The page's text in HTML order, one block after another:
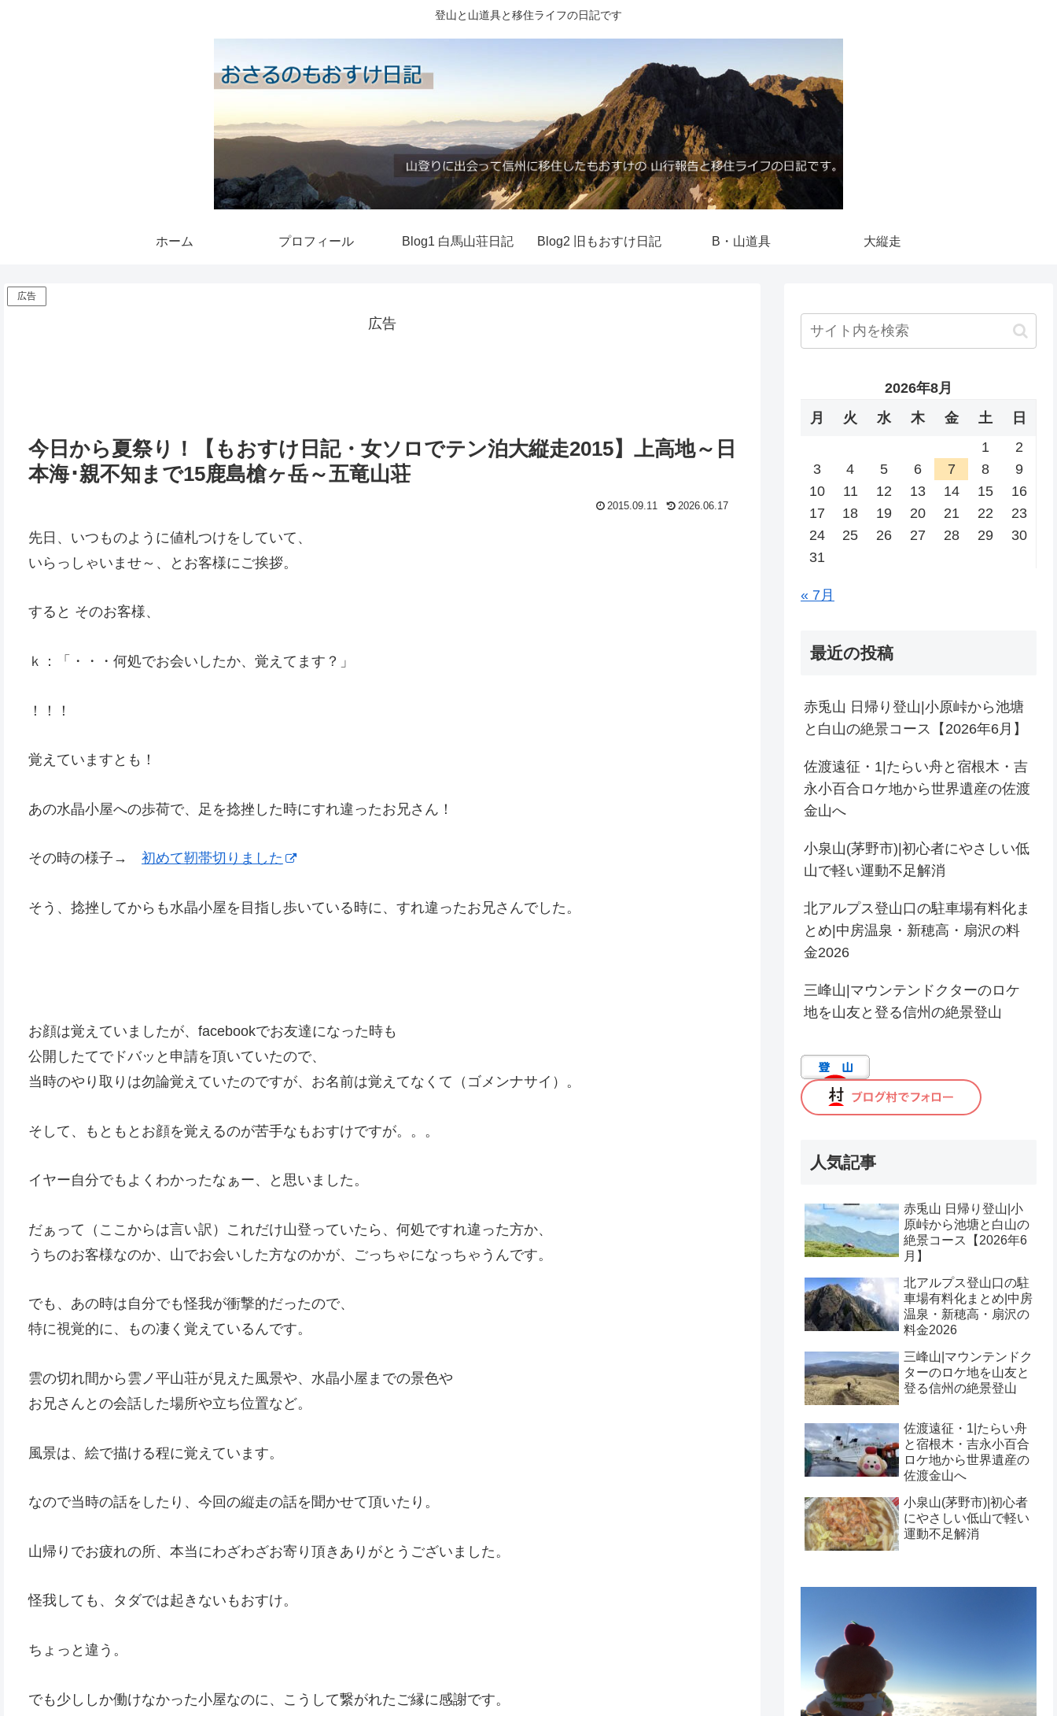
登山と山道具と移住ライフの日記です
ホーム プロフィール Blog1 白馬山荘日記 Blog2 旧もおすけ日記 B・山道具 大縦走
広告
広告
今日から夏祭り！【もおすけ日記・女ソロでテン泊大縦走2015】上高地～日
本海･親不知まで15鹿島槍ヶ岳～五竜山荘
2015.09.11 2026.06.17
先日、いつものように値札つけをしていて、
いらっしゃいませ～、とお客様にご挨拶。
すると そのお客様、
ｋ：「・・・何処でお会いしたか、覚えてます？」
！！！
覚えていますとも！
あの水晶小屋への歩荷で、足を捻挫した時にすれ違ったお兄さん！
その時の様子→ 初めて靭帯切りました
そう、捻挫してからも水晶小屋を目指し歩いている時に、すれ違ったお兄さんでした。
お顔は覚えていましたが、facebookでお友達になった時も
公開したてでドバッと申請を頂いていたので、
当時のやり取りは勿論覚えていたのですが、お名前は覚えてなくて（ゴメンナサイ）。
そして、もともとお顔を覚えるのが苦手なもおすけですが。。。
イヤー自分でもよくわかったなぁー、と思いました。
だぁって（ここからは言い訳）これだけ山登っていたら、何処ですれ違った方か、
うちのお客様なのか、山でお会いした方なのかが、ごっちゃになっちゃうんです。
でも、あの時は自分でも怪我が衝撃的だったので、
特に視覚的に、もの凄く覚えているんです。
雲の切れ間から雲ノ平山荘が見えた風景や、水晶小屋までの景色や
お兄さんとの会話した場所や立ち位置など。
風景は、絵で描ける程に覚えています。
なので当時の話をしたり、今回の縦走の話を聞かせて頂いたり。
山帰りでお疲れの所、本当にわざわざお寄り頂きありがとうございました。
怪我しても、タダでは起きないもおすけ。
ちょっと違う。
でも少ししか働けなかった小屋なのに、こうして繋がれたご縁に感謝です。
2026年8月
月
火 水 木 金 土
日
1
2
3
4 5 6 7 8
9
10
11 12 13 14 15
16
17
18 19 20 21 22
23
24
25 26 27 28 29
30
31
« 7月
最近の投稿
赤兎山 日帰り登山|小原峠から池塘
と白山の絶景コース【2026年6月】
佐渡遠征・1|たらい舟と宿根木・吉
永小百合ロケ地から世界遺産の佐渡
金山へ
小泉山(茅野市)|初心者にやさしい低
山で軽い運動不足解消
北アルプス登山口の駐車場有料化ま
とめ|中房温泉・新穂高・扇沢の料
金2026
三峰山|マウンテンドクターのロケ
地を山友と登る信州の絶景登山
人気記事
赤兎山 日帰り登山|小
原峠から池塘と白山の
絶景コース【2026年6
月】
北アルプス登山口の駐
車場有料化まとめ|中房
温泉・新穂高・扇沢の
料金2026
三峰山|マウンテンドク
ターのロケ地を山友と
登る信州の絶景登山
佐渡遠征・1|たらい舟
と宿根木・吉永小百合
ロケ地から世界遺産の
佐渡金山へ
小泉山(茅野市)|初心者
にやさしい低山で軽い
運動不足解消